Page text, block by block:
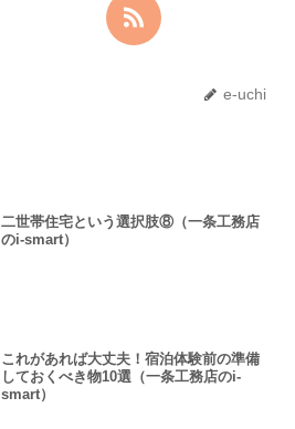
e-uchi
二世帯住宅という選択肢⑧（一条工務店
のi-smart）
これがあれば大丈夫！宿泊体験前の準備
しておくべき物10選（一条工務店のi-
smart）